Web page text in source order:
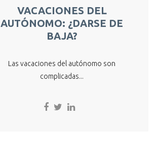
VACACIONES DEL
AUTÓNOMO: ¿DARSE DE
BAJA?
Las vacaciones del autónomo son
complicadas...